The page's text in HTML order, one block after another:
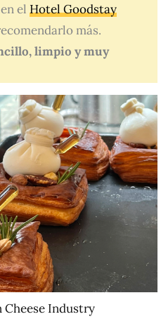
el Hotel Goodstay
más.
limpio y muy
Cheese Industry